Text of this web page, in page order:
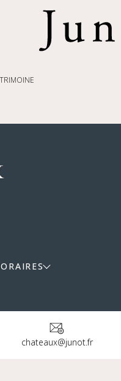
09:30 - 19:30
09:30 - 19:30
09:30 - 19:30
chateaux@junot.fr